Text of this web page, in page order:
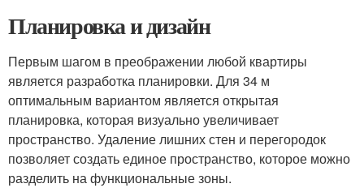
Планировка и дизайн
Первым шагом в преображении любой квартиры
является разработка планировки. Для 34 м
оптимальным вариантом является открытая
планировка, которая визуально увеличивает
пространство. Удаление лишних стен и перегородок
позволяет создать единое пространство, которое можно
разделить на функциональные зоны.